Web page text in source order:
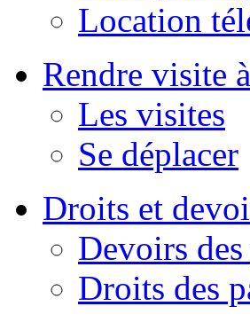
Location
Rendre visite
Les visites
Se déplacer
Droits et
Devoirs
Droits des